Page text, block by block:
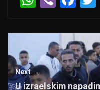
at
A
p
er c
e
b
o
← Previous
Next →
U izraelskim